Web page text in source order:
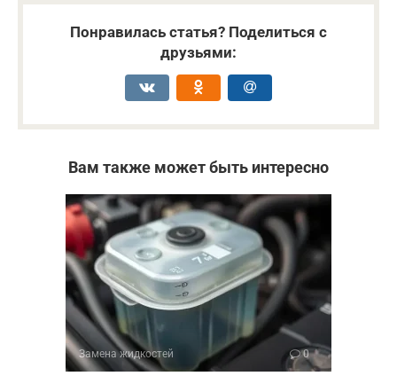
Понравилась статья? Поделиться с
друзьями:
Вам также может быть интересно
Замена жидкостей 0